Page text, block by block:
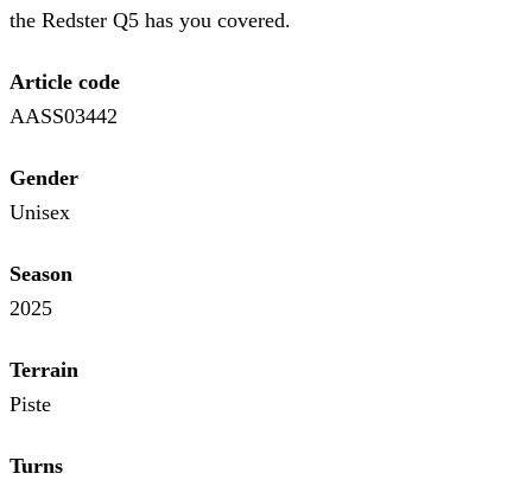
the Redster Q5 has you covered.
Article code
AASS03442
Gender
Unisex
Season
2025
Terrain
Piste
Turns